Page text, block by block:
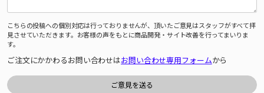
こちらの投稿への個別対応は行っておりませんが、頂いたご意見はスタッフがすべて拝
見させていただきます。お客様の声をもとに商品開発・サイト改善を行ってまいりま
す。
ご注文にかかわるお問い合わせはお問い合わせ専用フォームから